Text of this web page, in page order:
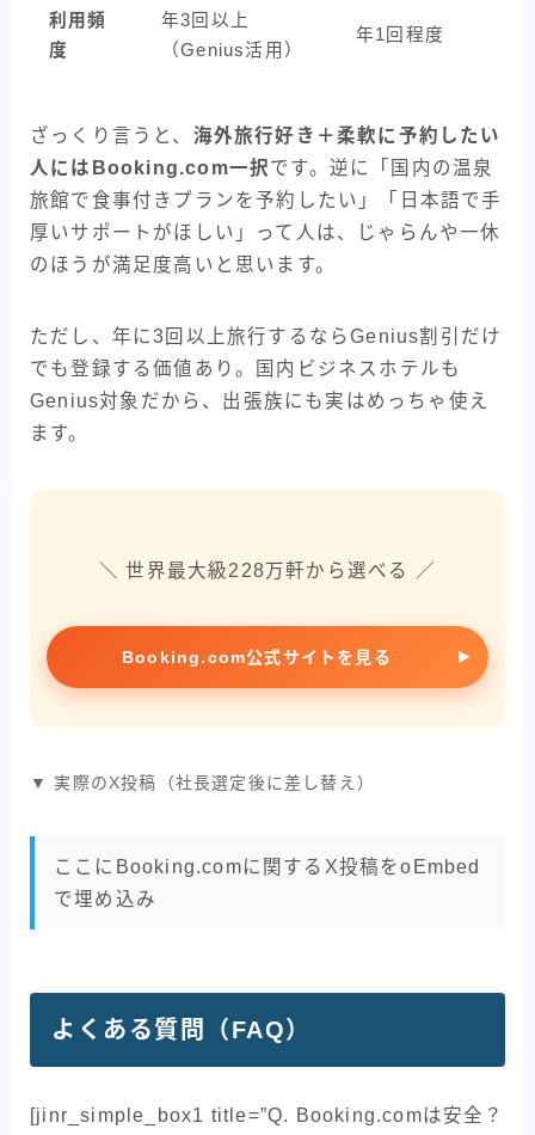
利用頻
度
年3回以上
（Genius活用）
年1回程度
ざっくり言うと、 海外旅行好き＋柔軟に予約したい
人にはBooking.com一択です。逆に「国内の温泉
旅館で食事付きプランを予約したい」「日本語で手
厚いサポートがほしい」って人は、じゃらんや一休
のほうが満足度高いと思います。
ただし、年に3回以上旅行するならGenius割引だけ
でも登録する価値あり。国内ビジネスホテルも
Genius対象だから、出張族にも実はめっちゃ使え
ます。
＼ 世界最大級228万軒から選べる ／
Booking.com公式サイトを見る
▼ 実際のX投稿（社長選定後に差し替え）
ここにBooking.comに関するX投稿をoEmbed
で埋め込み
よくある質問（FAQ）
[jinr_simple_box1 title=”Q. Booking.comは安全？